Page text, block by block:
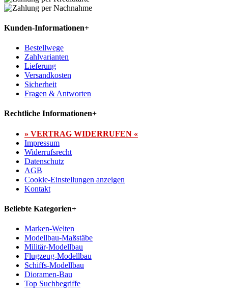
Kunden-Informationen+
Bestellwege
Zahlvarianten
Lieferung
Versandkosten
Sicherheit
Fragen & Antworten
Rechtliche Informationen+
» VERTRAG WIDERRUFEN «
Impressum
Widerrufsrecht
Datenschutz
AGB
Cookie-Einstellungen anzeigen
Kontakt
Beliebte Kategorien+
Marken-Welten
Modellbau-Maßstäbe
Militär-Modellbau
Flugzeug-Modellbau
Schiffs-Modellbau
Dioramen-Bau
Top Suchbegriffe